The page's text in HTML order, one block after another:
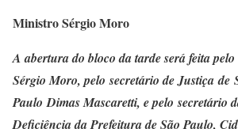
Ministro Sérgio Moro
A abertura do bloco da tarde será feita
Sérgio Moro, pelo secretário de Justiça de
Paulo Dimas Mascaretti, e pelo secretário
Deficiência da Prefeitura de São Paulo,